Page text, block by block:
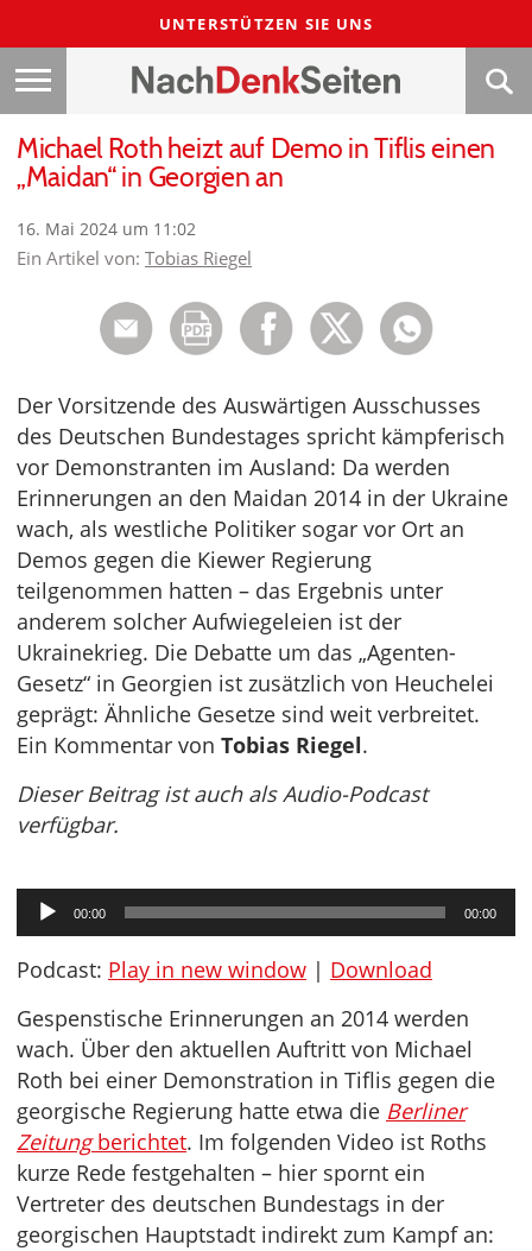
UNTERSTÜTZEN SIE UNS
Michael Roth heizt auf Demo in Tiflis einen
„Maidan“ in Georgien an
16. Mai 2024 um 11:02
Ein Artikel von: Tobias Riegel
Der Vorsitzende des Auswärtigen Ausschusses
des Deutschen Bundestages spricht kämpferisch
vor Demonstranten im Ausland: Da werden
Erinnerungen an den Maidan 2014 in der Ukraine
wach, als westliche Politiker sogar vor Ort an
Demos gegen die Kiewer Regierung
teilgenommen hatten – das Ergebnis unter
anderem solcher Aufwiegeleien ist der
Ukrainekrieg. Die Debatte um das „Agenten-
Gesetz“ in Georgien ist zusätzlich von Heuchelei
geprägt: Ähnliche Gesetze sind weit verbreitet.
Ein Kommentar von Tobias Riegel.
Dieser Beitrag ist auch als Audio-Podcast
verfügbar.
Audio-
Player
00:00 00:00
Podcast: Play in new window | Download
Gespenstische Erinnerungen an 2014 werden
wach. Über den aktuellen Auftritt von Michael
Roth bei einer Demonstration in Tiflis gegen die
georgische Regierung hatte etwa die Berliner
Zeitungberichtet. Im folgenden Video ist Roths
kurze Rede festgehalten – hier spornt ein
Vertreter des deutschen Bundestags in der
georgischen Hauptstadt indirekt zum Kampf an: